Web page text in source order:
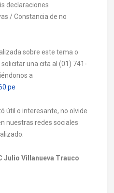
declaraciones
/ Constancia de no
sobre este tema o
una cita al (01) 741-
a
útil o interesante, no olvide
nuestras redes sociales
Villanueva Trauco